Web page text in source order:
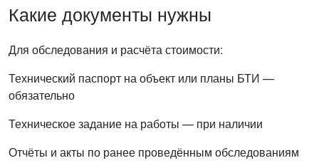
Какие документы нужны
Для обследования и расчёта стоимости:
Технический паспорт на объект или планы БТИ —
обязательно
Техническое задание на работы — при наличии
Отчёты и акты по ранее проведённым обследованиям